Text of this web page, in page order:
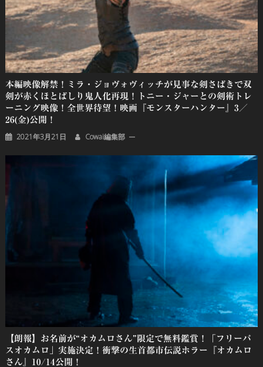
本編映像解禁！ミラ・ジョヴォヴィッチが見事な剣さばきで双
剣が赤くほとばしり鬼人化再現！トニー・ジャーとの剣術トレ
ーニング映像！全世界待望！映画『モンスターハンター』3／
26(金)公開！
2021年3月21日 Cowai編集部
【朗報】お名前が“オカムロさん”限定で無料鑑賞！「フリーパ
スオカムロ」実施決定！衝撃の生首都市伝説ホラー『オカムロ
さん』10/14公開！